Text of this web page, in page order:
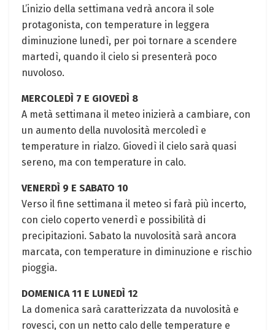
L’inizio della settimana vedrà ancora il sole
protagonista, con temperature in leggera
diminuzione lunedì, per poi tornare a scendere
martedì, quando il cielo si presenterà poco
nuvoloso.
MERCOLEDÌ 7 E GIOVEDÌ 8
A metà settimana il meteo inizierà a cambiare, con
un aumento della nuvolosità mercoledì e
temperature in rialzo. Giovedì il cielo sarà quasi
sereno, ma con temperature in calo.
VENERDÌ 9 E SABATO 10
Verso il fine settimana il meteo si farà più incerto,
con cielo coperto venerdì e possibilità di
precipitazioni. Sabato la nuvolosità sarà ancora
marcata, con temperature in diminuzione e rischio
pioggia.
DOMENICA 11 E LUNEDÌ 12
La domenica sarà caratterizzata da nuvolosità e
rovesci, con un netto calo delle temperature e